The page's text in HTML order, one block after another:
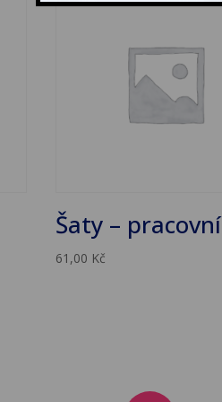
Šaty – pracovní
61,00 Kč